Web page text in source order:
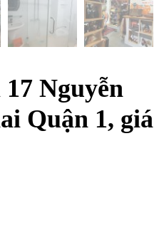
Nguyễn
Quận 1, giá